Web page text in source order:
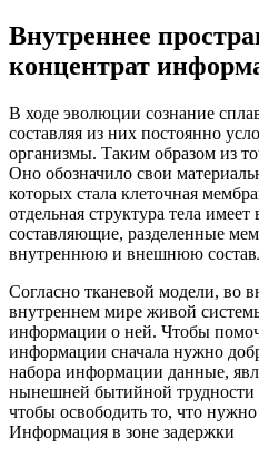
Внутреннее
концентрат
В ходе эволюции сознание
составляя из них постоянно
организмы. Таким образом из
Оно обозначило свои
которых стала клеточная
отдельная структура тела
составляющие, разделенные
внутреннюю и внешнюю
Согласно тканевой модели, во
внутреннем мире живой
информации о ней. Чтобы
информации сначала нужно
набора информации данные,
нынешней бытийной трудности
чтобы освободить то, что
Информация в зоне задержки